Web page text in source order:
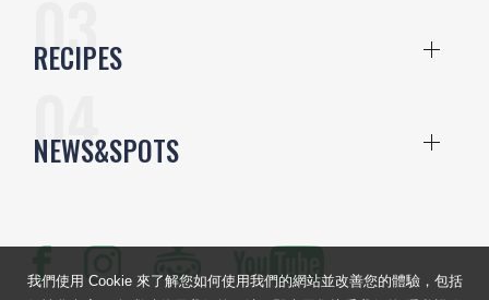
RECIPES
NEWS&SPOTS
我們使用 Cookie 來了解您如何使用我們的網站並改善您的體驗，包括